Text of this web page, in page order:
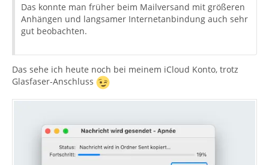
Das konnte man früher beim Mailversand mit größeren
Anhängen und langsamer Internetanbindung auch sehr
gut beobachten.
Das sehe ich heute noch bei meinem iCloud Konto, trotz
Glasfaser-Anschluss